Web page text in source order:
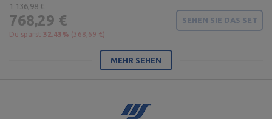
1 136,98 €
768,29 €
Du sparst 32.43% (368,69 €)
SEHEN SIE DAS SET
MEHR SEHEN